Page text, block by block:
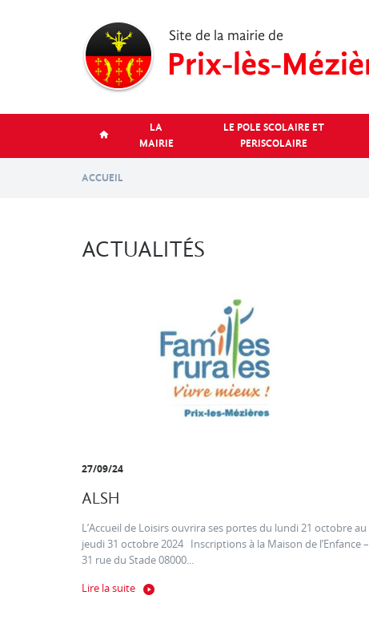
LA
MAIRIE
LE POLE SCOLAIRE ET
PERISCOLAIRE
ACCUEIL
ACTUALITÉS
27/09/24
ALSH
L’Accueil de Loisirs ouvrira ses portes du lundi 21 octobre au
jeudi 31 octobre 2024 Inscriptions à la Maison de l’Enfance –
31 rue du Stade 08000...
Lire la suite